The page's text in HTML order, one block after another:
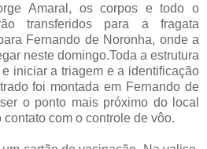
Amaral, os corpos e todo o
transferidos para a fragata
Fernando de Noronha, onde a
neste domingo.Toda a estrutura
iniciar a triagem e a identificação
foi montada em Fernando de
o ponto mais próximo do local
com o controle de vôo.